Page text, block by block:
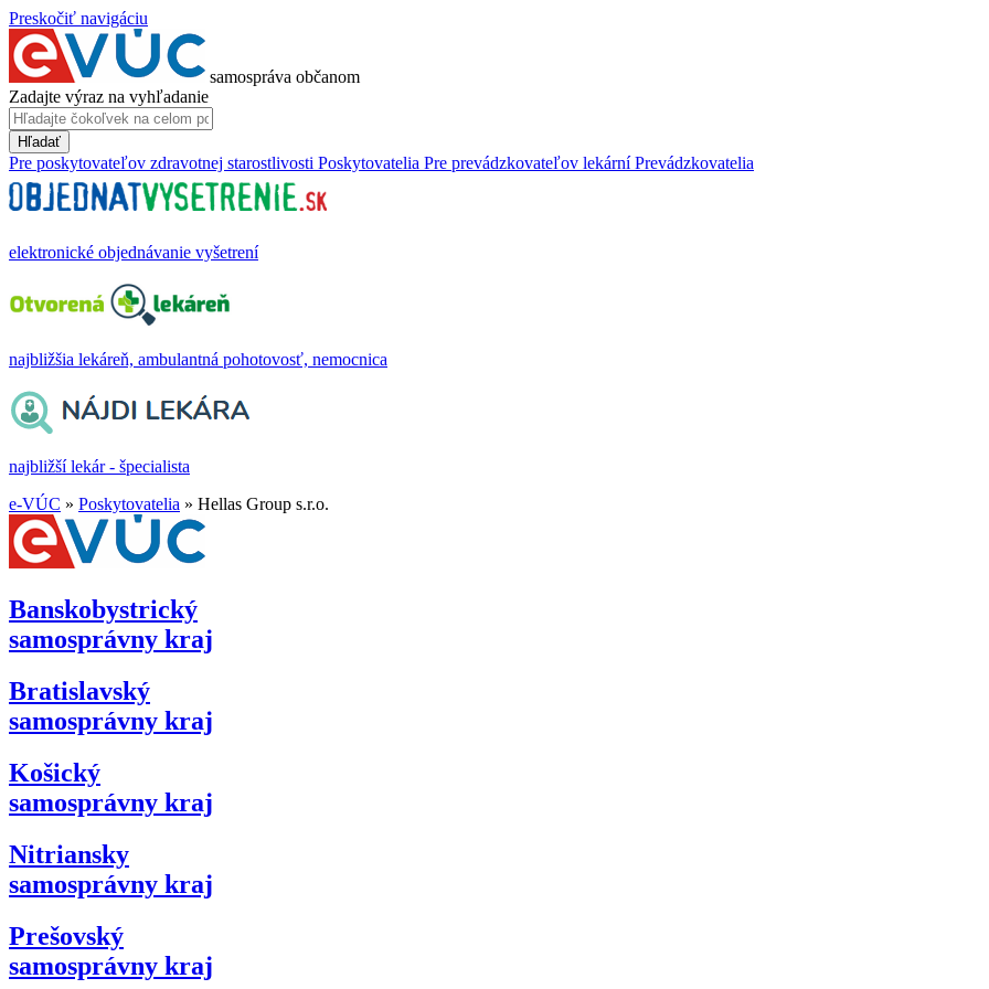
Preskočiť navigáciu
samospráva občanom
Zadajte výraz na vyhľadanie
Hľadať
Pre poskytovateľov zdravotnej starostlivosti Poskytovatelia Pre prevádzkovateľov lekární Prevádzkovatelia
elektronické objednávanie vyšetrení
najbližšia lekáreň, ambulantná pohotovosť, nemocnica
najbližší lekár - špecialista
e-VÚC » Poskytovatelia » Hellas Group s.r.o.
Banskobystrický
samosprávny kraj
Bratislavský
samosprávny kraj
Košický
samosprávny kraj
Nitriansky
samosprávny kraj
Prešovský
samosprávny kraj